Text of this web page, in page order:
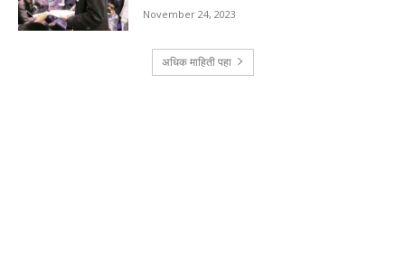
November 24, 2023
अधिक माहिती पहा